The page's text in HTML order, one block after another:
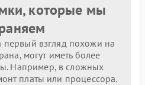
которые мы
взгляд похожи на
могут иметь более
Например, в сложных
платы или процессора.